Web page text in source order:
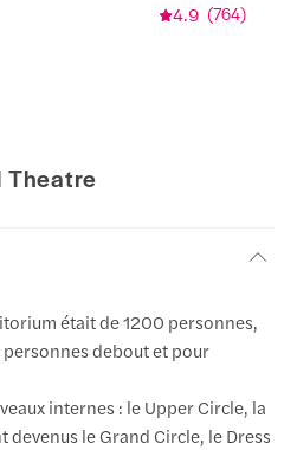
4.9 (764)
Theatre
était de 1200 personnes,
debout et pour
internes : le Upper Circle, la
devenus le Grand Circle, le Dress